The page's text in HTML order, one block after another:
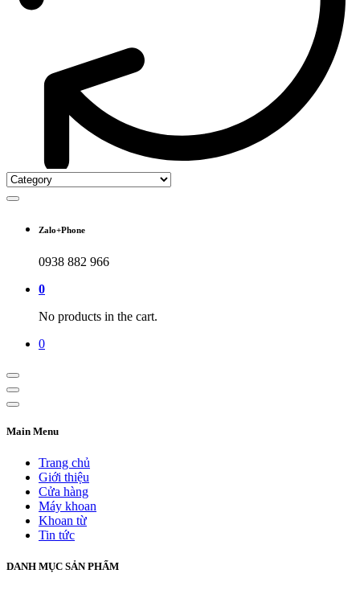
Zalo+Phone
0938 882 966
0
No products in the cart.
0
Main Menu
Trang chủ
Giới thiệu
Cửa hàng
Máy khoan
Khoan từ
Tin tức
DANH MỤC SẢN PHẨM